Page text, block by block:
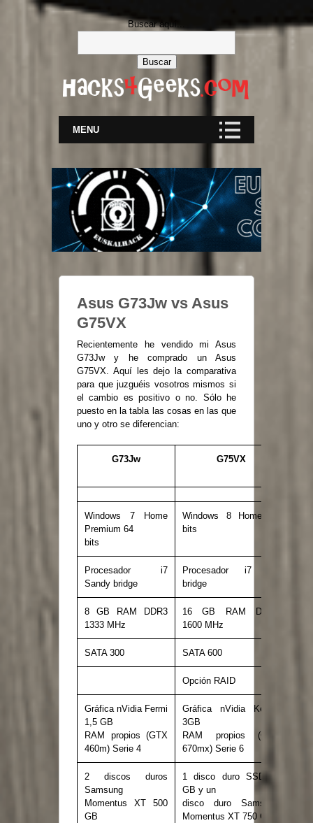
Buscar aquí...
MENU
Asus G73Jw vs Asus
G75VX
Recientemente he vendido mi Asus
G73Jw y he comprado un Asus
G75VX. Aquí les dejo la comparativa
para que juzguéis vosotros mismos si
el cambio es positivo o no. Sólo he
puesto en la tabla las cosas en las que
uno y otro se diferencian:
G73Jw G75VX
Windows 7 Home
Premium 64
bits
Windows 8 Home 64
bits
Procesador i7
Sandy bridge
Procesador i7 Ivy
bridge
8 GB RAM DDR3
1333 MHz
16 GB RAM DDR3
1600 MHz
SATA 300 SATA 600
Opción RAID
Gráfica nVidia Fermi
1,5 GB
RAM propios (GTX
460m) Serie 4
Gráfica nVidia Kepler
3GB
RAM propios (GTX
670mx) Serie 6
2 discos duros
Samsung
Momentus XT 500
GB
1 disco duro SSD256
GB y un
disco duro Samsung
Momentus XT 750 GB